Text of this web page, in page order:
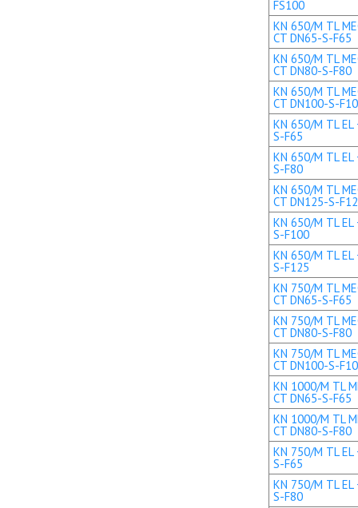
FS100
KN 650/M TL
CT DN65-S-F65
KN 650/M TL
CT DN80-S-F80
KN 650/M TL
CT DN100-S-
KN 650/M TL EL
S-F65
KN 650/M TL EL
S-F80
KN 650/M TL
CT DN125-S-
KN 650/M TL EL
S-F100
KN 650/M TL EL
S-F125
KN 750/M TL
CT DN65-S-F65
KN 750/M TL
CT DN80-S-F80
KN 750/M TL
CT DN100-S-
KN 1000/M TL
CT DN65-S-F65
KN 1000/M TL
CT DN80-S-F80
KN 750/M TL EL
S-F65
KN 750/M TL EL
S-F80